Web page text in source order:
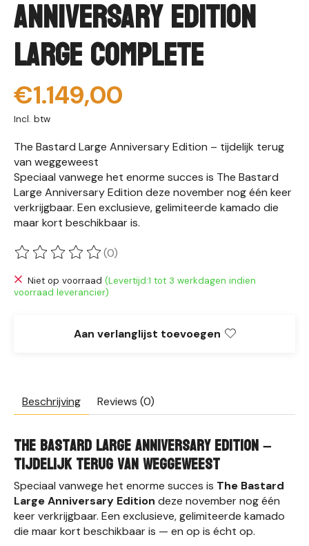
Anniversary Edition
Large Complete
€1.149,00
Incl. btw
The Bastard Large Anniversary Edition – tijdelijk terug
van weggeweest
Speciaal vanwege het enorme succes is The Bastard
Large Anniversary Edition deze november nog één keer
verkrijgbaar. Een exclusieve, gelimiteerde kamado die
maar kort beschikbaar is.
De beoordeling van dit product is
(0)
Niet op voorraad (Levertijd:1 tot 3 werkdagen indien
voorraad leverancier)
Aan verlanglijst toevoegen
Beschrijving Reviews (0)
The Bastard Large Anniversary Edition –
tijdelijk terug van weggeweest
Speciaal vanwege het enorme succes is The Bastard
Large Anniversary Edition deze november nog één
keer verkrijgbaar. Een exclusieve, gelimiteerde kamado
die maar kort beschikbaar is — en op is écht op.